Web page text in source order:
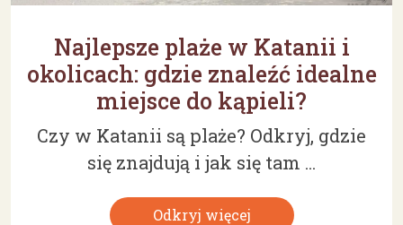
Najlepsze plaże w Katanii i
okolicach: gdzie znaleźć idealne
miejsce do kąpieli?
Czy w Katanii są plaże? Odkryj, gdzie
się znajdują i jak się tam ...
Odkryj więcej